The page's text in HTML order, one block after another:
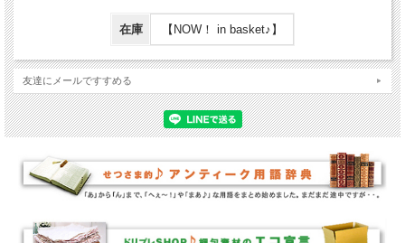
在庫 【NOW！ in basket♪】
友達にメールですすめる